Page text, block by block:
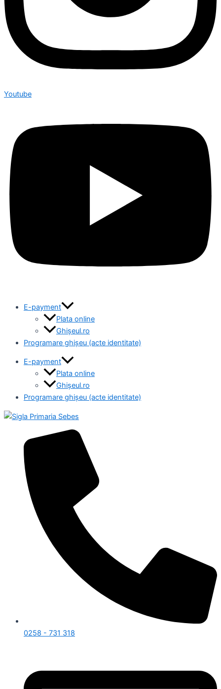
Youtube
E-payment
Plata online
Ghișeul.ro
Programare ghișeu (acte identitate)
E-payment
Plata online
Ghișeul.ro
Programare ghișeu (acte identitate)
0258 - 731 318